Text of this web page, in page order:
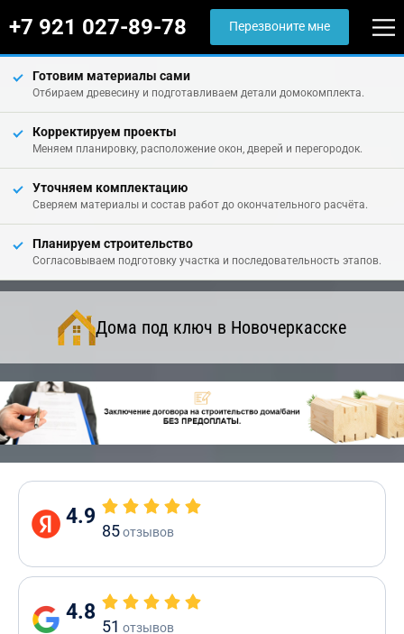
+7 921 027-89-78 Перезвоните мне
Готовим материалы сами
Отбираем древесину и подготавливаем детали домокомплекта.
Корректируем проекты
Меняем планировку, расположение окон, дверей и перегородок.
Уточняем комплектацию
Сверяем материалы и состав работ до окончательного расчёта.
Планируем строительство
Согласовываем подготовку участка и последовательность этапов.
Дома под ключ в Новочеркасске
4.9
85отзывов
4.8
51 отзывов